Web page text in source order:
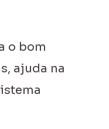
o bom
ajuda na